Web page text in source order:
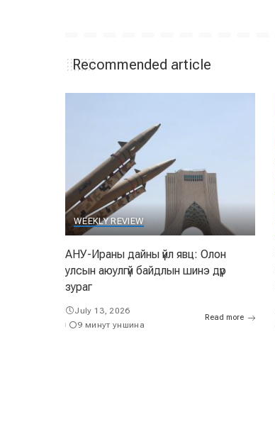
Recommended article
WEEKLY REVIEW
АНУ-Ираны дайны үйл явц: Олон
улсын аюулгүй байдлын шинэ дүр
зураг
July 13, 2026
9 минут уншина
Read more